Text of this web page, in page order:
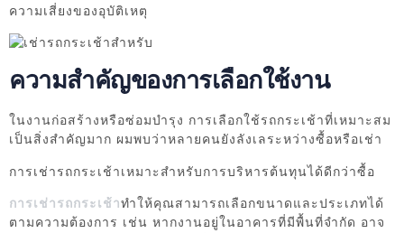
ความเสี่ยงของอุบัติเหตุ
ความสำคัญของการเลือกใช้งาน
ในงานก่อสร้างหรือซ่อมบำรุง การเลือกใช้รถกระเช้าที่เหมาะสม
เป็นสิ่งสำคัญมาก ผมพบว่าหลายคนยังลังเลระหว่างซื้อหรือเช่า
การเช่ารถกระเช้าเหมาะสำหรับการบริหารต้นทุนได้ดีกว่าซื้อ
การเช่ารถกระเช้าทำให้คุณสามารถเลือกขนาดและประเภทได้
ตามความต้องการ เช่น หากงานอยู่ในอาคารที่มีพื้นที่จำกัด อาจ